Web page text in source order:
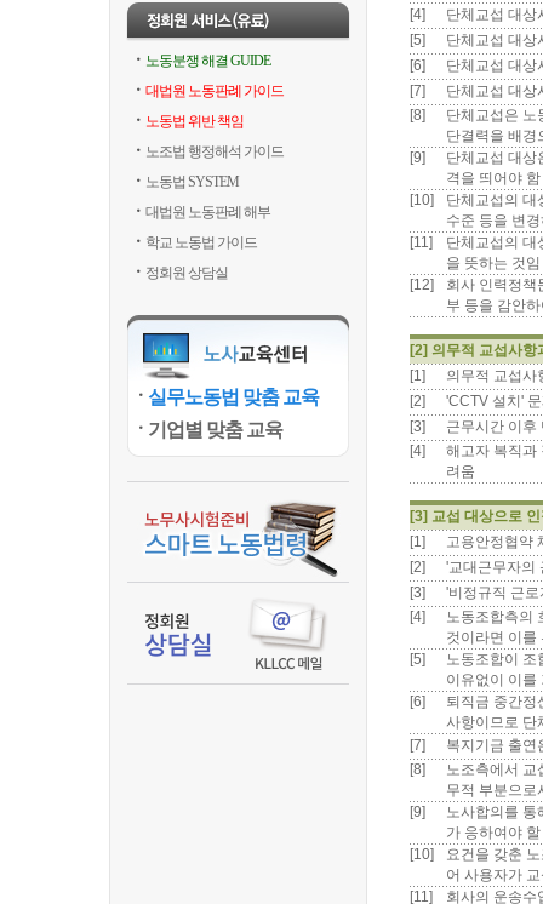
노동분쟁 해결 GUIDE
대법원 노동판례 가이드
노동법 위반 책임
노조법 행정해석 가이드
노동법 SYSTEM
대법원 노동판례 해부
학교 노동법 가이드
정회원 상담실
실무노동법 맞춤 교육
기업별 맞춤 교육
[4]
단체교섭 대상
[5]
단체교섭 대상
[6]
단체교섭 대상
[7]
단체교섭 대상
[8]
단체교섭은 노
단결력을 배경
[9]
단체교섭 대상
격을 띄어야 함
[10]
단체교섭의 대
수준 등을 변
[11]
단체교섭의 대
을 뜻하는 것임
[12]
회사 인력정책
부 등을 감안
[2] 의무적 교섭사항
[1]
의무적 교섭사
[2]
'CCTV 설치'
[3]
근무시간 이후
[4]
해고자 복직과
려움
[3] 교섭 대상으로
[1]
고용안정협약
[2]
'교대근무자의
[3]
'비정규직 근
[4]
노동조합측의
것이라면 이를
[5]
노동조합이 조
이유없이 이를
[6]
퇴직금 중간정
사항이므로 단
[7]
복지기금 출연
[8]
노조측에서 교
무적 부분으로
[9]
노사합의를 통
가 응하여야
[10]
요건을 갖춘
어 사용자가
[11]
회사의 운송수